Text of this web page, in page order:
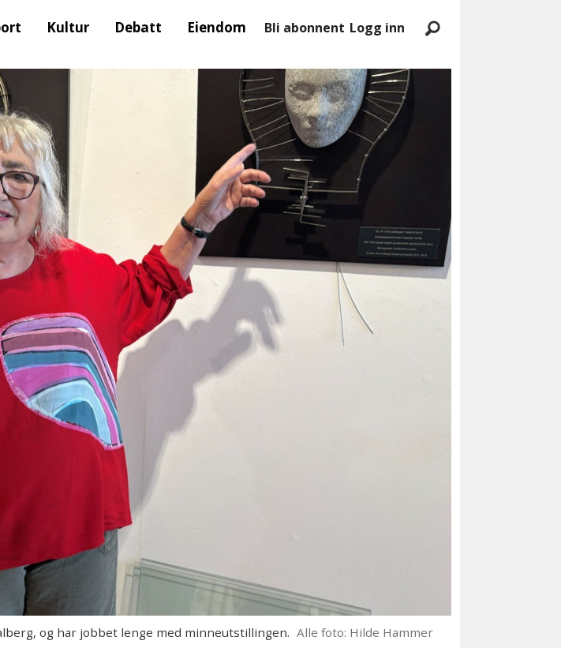
Kultur Debatt Eiendom Bli abonnent Logg inn
og har jobbet lenge med minneutstillingen. Alle foto: Hilde Hammer